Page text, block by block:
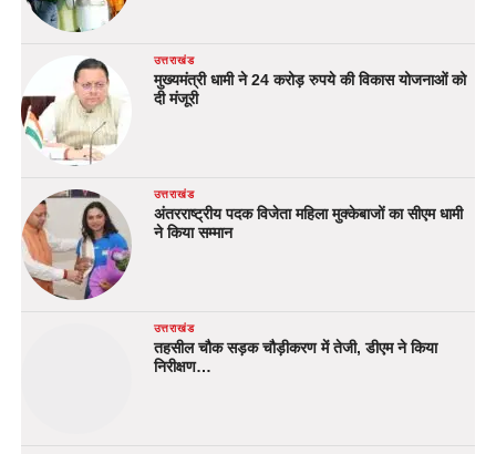
उत्तराखंड
मुख्यमंत्री धामी ने 24 करोड़ रुपये की विकास योजनाओं को
दी मंजूरी
उत्तराखंड
अंतरराष्ट्रीय पदक विजेता महिला मुक्केबाजों का सीएम धामी
ने किया सम्मान
उत्तराखंड
तहसील चौक सड़क चौड़ीकरण में तेजी, डीएम ने किया
निरीक्षण…